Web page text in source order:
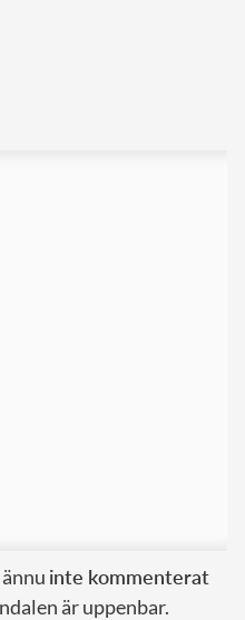
inte kommenterat
är uppenbar.